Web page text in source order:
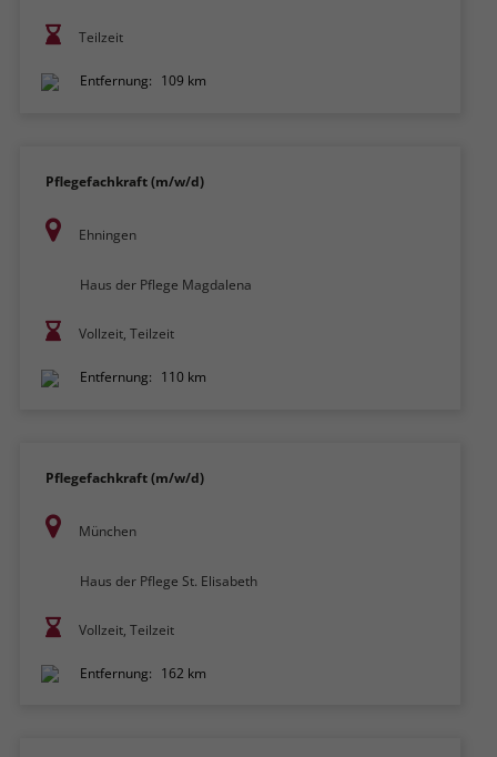
Teilzeit
Entfernung: 109 km
Pflegefachkraft (m/w/d)
Ehningen
Haus der Pflege Magdalena
Vollzeit, Teilzeit
Entfernung: 110 km
Pflegefachkraft (m/w/d)
München
Haus der Pflege St. Elisabeth
Vollzeit, Teilzeit
Entfernung: 162 km